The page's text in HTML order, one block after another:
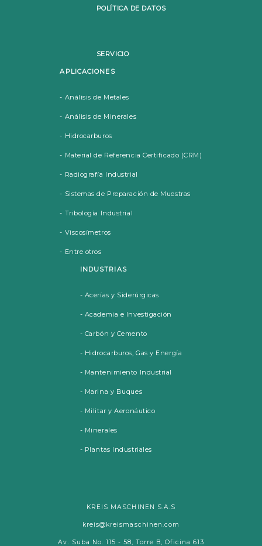
POLÍTICA DE DATOS
SERVICIO
APLICACIONES
- Análisis de Metales
- Análisis de Minerales
- Hidrocarburos
- Material de Referencia Certificado (CRM)
- Radiografía Industrial
- Sistemas de Preparación de Muestras
- Tribología Industrial
- Viscosímetros
- Entre otros
INDUSTRIAS
- Acerías y Siderúrgicas
- Academia e Investigación
- Carbón y Cemento
- Hidrocarburos, Gas y Energía
- Mantenimiento Industrial
- Marina y Buques
- Militar y Aeronáutico
- Minerales
- Plantas Industriales
KREIS MASCHINEN S.A.S
kreis@kreismaschinen.com
Av. Suba No. 115 - 58, Torre B, Oficina 613